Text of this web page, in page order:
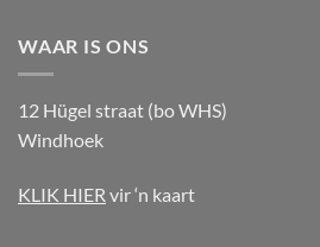
WAAR IS ONS
12 Hügel straat (bo WHS)
Windhoek
KLIK HIER vir ‘n kaart